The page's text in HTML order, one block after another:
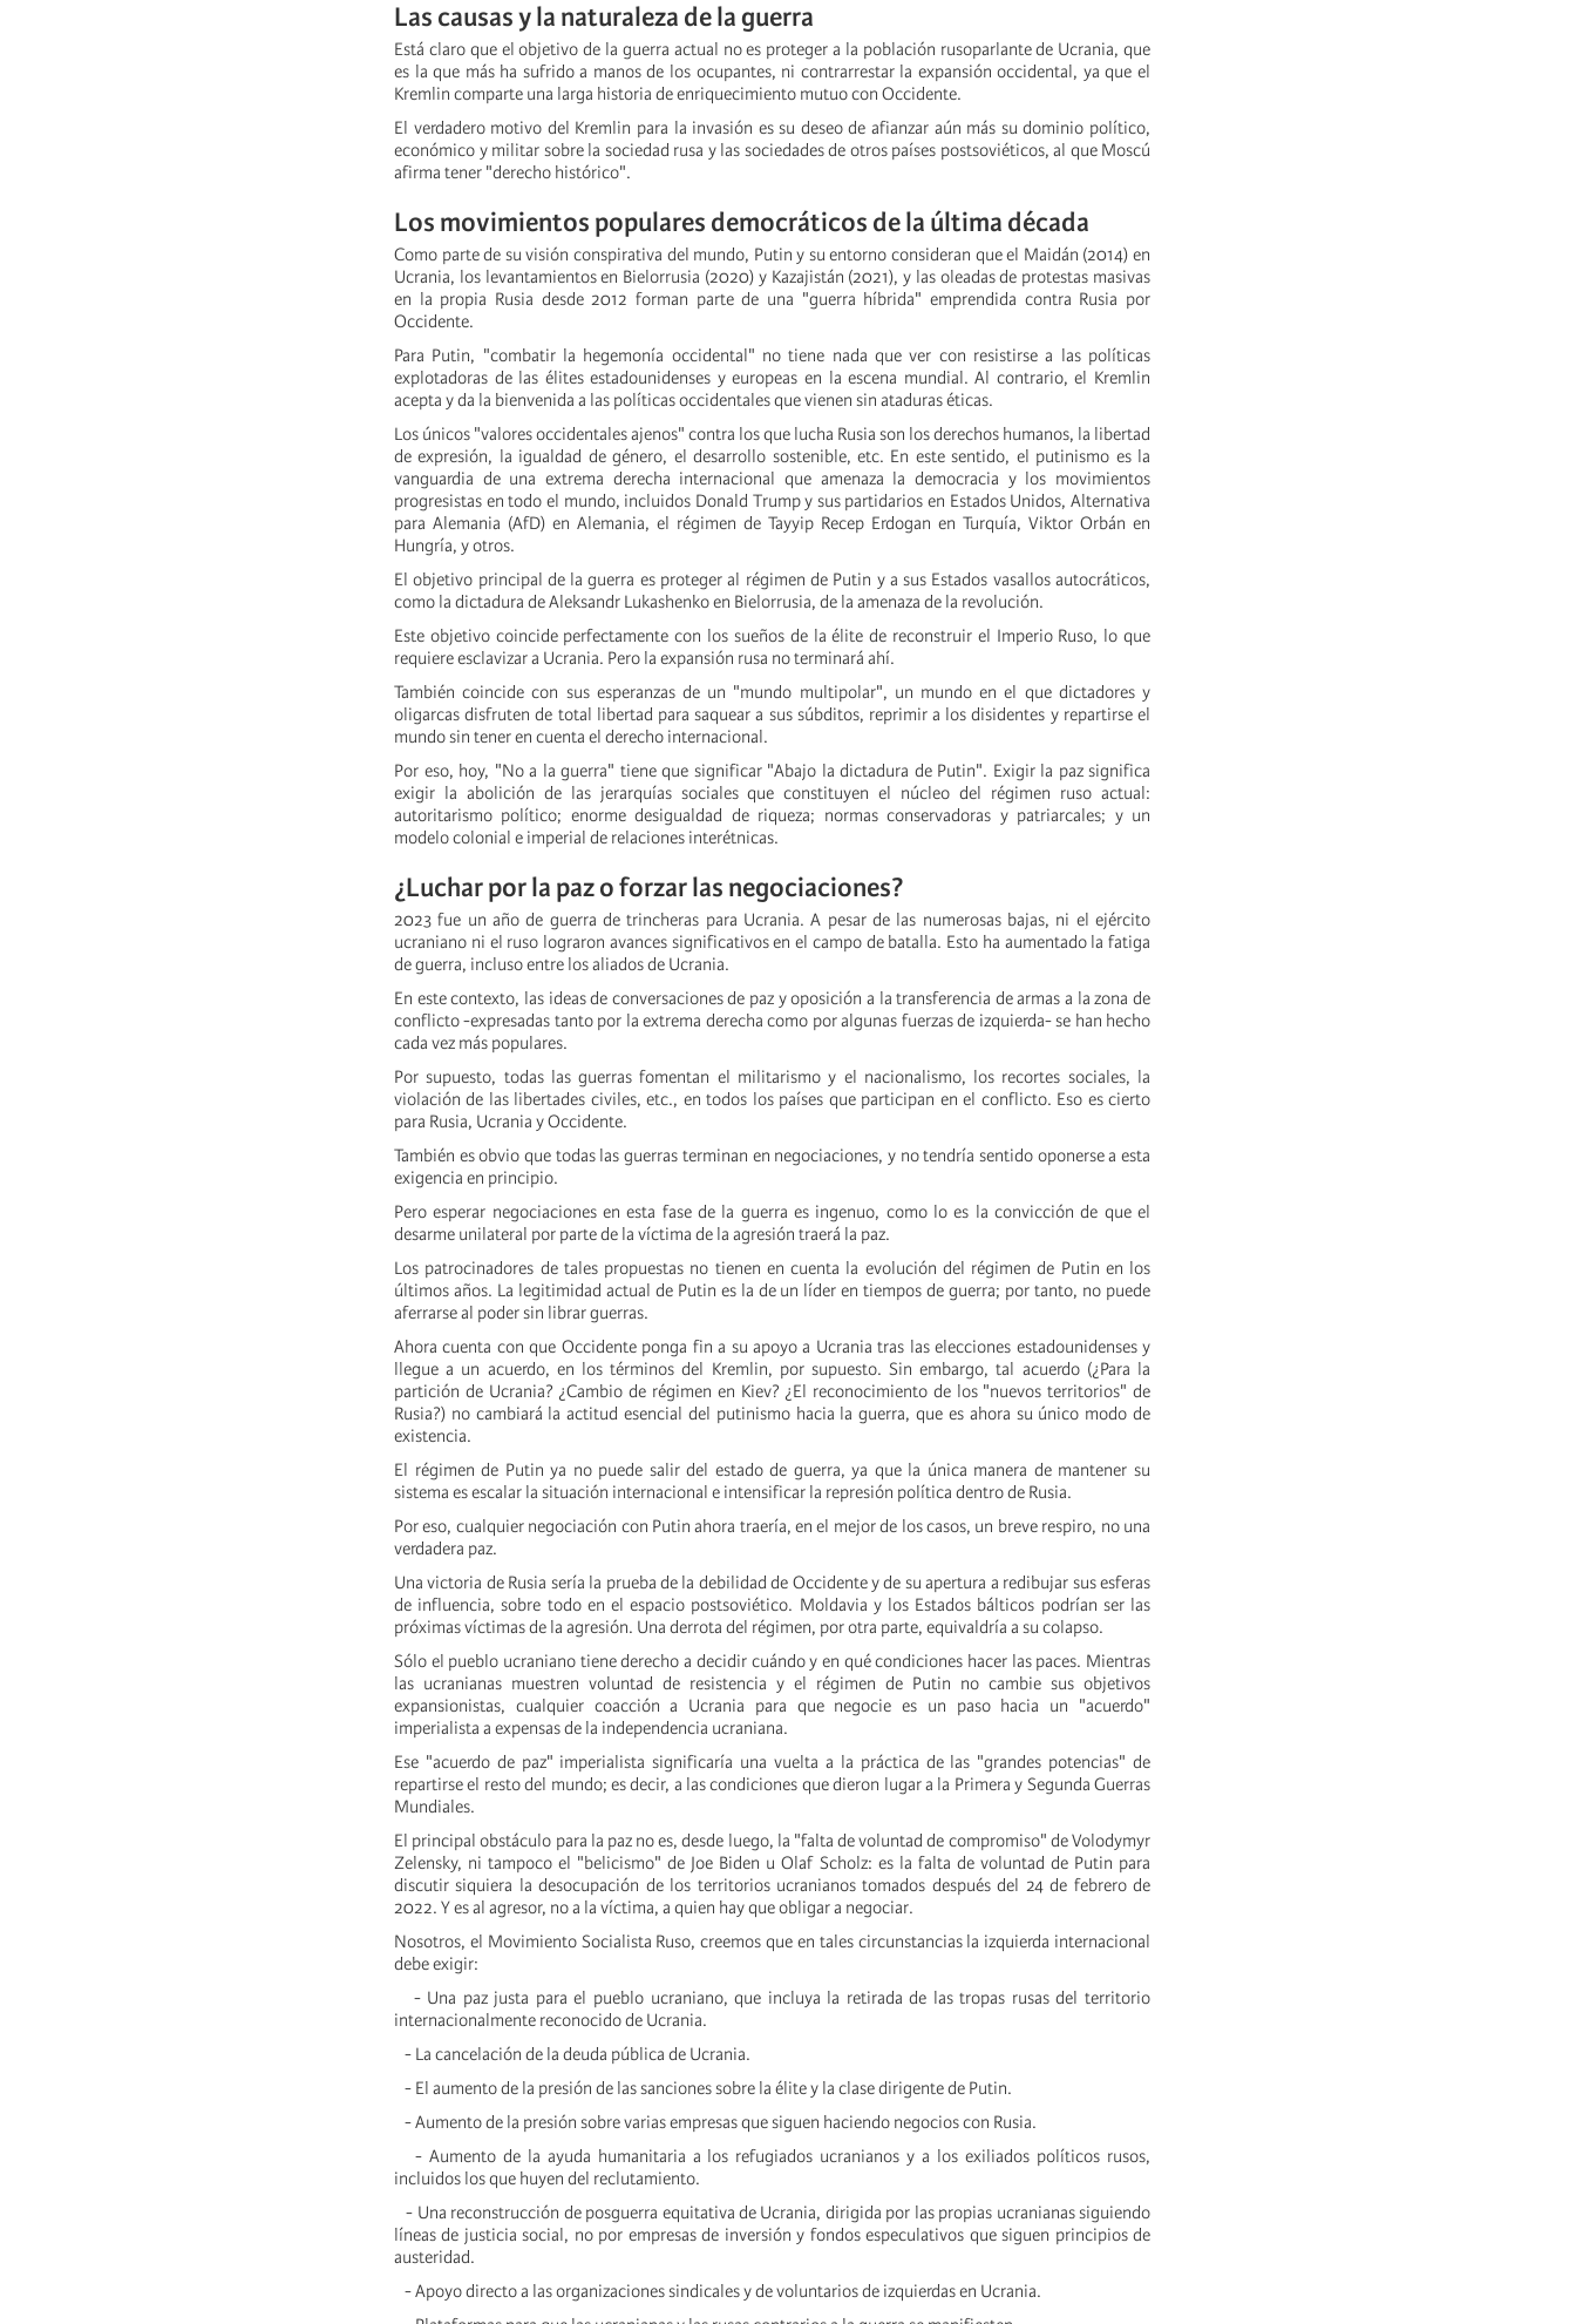
Las causas y la naturaleza de la guerra
Está claro que el objetivo de la guerra actual no es proteger a la población rusoparlante de Ucrania, que
es la que más ha sufrido a manos de los ocupantes, ni contrarrestar la expansión occidental, ya que el
Kremlin comparte una larga historia de enriquecimiento mutuo con Occidente.
El verdadero motivo del Kremlin para la invasión es su deseo de afianzar aún más su dominio político,
económico y militar sobre la sociedad rusa y las sociedades de otros países postsoviéticos, al que Moscú
afirma tener "derecho histórico".
Los movimientos populares democráticos de la última década
Como parte de su visión conspirativa del mundo, Putin y su entorno consideran que el Maidán (2014) en
Ucrania, los levantamientos en Bielorrusia (2020) y Kazajistán (2021), y las oleadas de protestas masivas
en la propia Rusia desde 2012 forman parte de una "guerra híbrida" emprendida contra Rusia por
Occidente.
Para Putin, "combatir la hegemonía occidental" no tiene nada que ver con resistirse a las políticas
explotadoras de las élites estadounidenses y europeas en la escena mundial. Al contrario, el Kremlin
acepta y da la bienvenida a las políticas occidentales que vienen sin ataduras éticas.
Los únicos "valores occidentales ajenos" contra los que lucha Rusia son los derechos humanos, la libertad
de expresión, la igualdad de género, el desarrollo sostenible, etc. En este sentido, el putinismo es la
vanguardia de una extrema derecha internacional que amenaza la democracia y los movimientos
progresistas en todo el mundo, incluidos Donald Trump y sus partidarios en Estados Unidos, Alternativa
para Alemania (AfD) en Alemania, el régimen de Tayyip Recep Erdogan en Turquía, Viktor Orbán en
Hungría, y otros.
El objetivo principal de la guerra es proteger al régimen de Putin y a sus Estados vasallos autocráticos,
como la dictadura de Aleksandr Lukashenko en Bielorrusia, de la amenaza de la revolución.
Este objetivo coincide perfectamente con los sueños de la élite de reconstruir el Imperio Ruso, lo que
requiere esclavizar a Ucrania. Pero la expansión rusa no terminará ahí.
También coincide con sus esperanzas de un "mundo multipolar", un mundo en el que dictadores y
oligarcas disfruten de total libertad para saquear a sus súbditos, reprimir a los disidentes y repartirse el
mundo sin tener en cuenta el derecho internacional.
Por eso, hoy, "No a la guerra" tiene que significar "Abajo la dictadura de Putin". Exigir la paz significa
exigir la abolición de las jerarquías sociales que constituyen el núcleo del régimen ruso actual:
autoritarismo político; enorme desigualdad de riqueza; normas conservadoras y patriarcales; y un
modelo colonial e imperial de relaciones interétnicas.
¿Luchar por la paz o forzar las negociaciones?
2023 fue un año de guerra de trincheras para Ucrania. A pesar de las numerosas bajas, ni el ejército
ucraniano ni el ruso lograron avances significativos en el campo de batalla. Esto ha aumentado la fatiga
de guerra, incluso entre los aliados de Ucrania.
En este contexto, las ideas de conversaciones de paz y oposición a la transferencia de armas a la zona de
conflicto -expresadas tanto por la extrema derecha como por algunas fuerzas de izquierda- se han hecho
cada vez más populares.
Por supuesto, todas las guerras fomentan el militarismo y el nacionalismo, los recortes sociales, la
violación de las libertades civiles, etc., en todos los países que participan en el conflicto. Eso es cierto
para Rusia, Ucrania y Occidente.
También es obvio que todas las guerras terminan en negociaciones, y no tendría sentido oponerse a esta
exigencia en principio.
Pero esperar negociaciones en esta fase de la guerra es ingenuo, como lo es la convicción de que el
desarme unilateral por parte de la víctima de la agresión traerá la paz.
Los patrocinadores de tales propuestas no tienen en cuenta la evolución del régimen de Putin en los
últimos años. La legitimidad actual de Putin es la de un líder en tiempos de guerra; por tanto, no puede
aferrarse al poder sin librar guerras.
Ahora cuenta con que Occidente ponga fin a su apoyo a Ucrania tras las elecciones estadounidenses y
llegue a un acuerdo, en los términos del Kremlin, por supuesto. Sin embargo, tal acuerdo (¿Para la
partición de Ucrania? ¿Cambio de régimen en Kiev? ¿El reconocimiento de los "nuevos territorios" de
Rusia?) no cambiará la actitud esencial del putinismo hacia la guerra, que es ahora su único modo de
existencia.
El régimen de Putin ya no puede salir del estado de guerra, ya que la única manera de mantener su
sistema es escalar la situación internacional e intensificar la represión política dentro de Rusia.
Por eso, cualquier negociación con Putin ahora traería, en el mejor de los casos, un breve respiro, no una
verdadera paz.
Una victoria de Rusia sería la prueba de la debilidad de Occidente y de su apertura a redibujar sus esferas
de influencia, sobre todo en el espacio postsoviético. Moldavia y los Estados bálticos podrían ser las
próximas víctimas de la agresión. Una derrota del régimen, por otra parte, equivaldría a su colapso.
Sólo el pueblo ucraniano tiene derecho a decidir cuándo y en qué condiciones hacer las paces. Mientras
las ucranianas muestren voluntad de resistencia y el régimen de Putin no cambie sus objetivos
expansionistas, cualquier coacción a Ucrania para que negocie es un paso hacia un "acuerdo"
imperialista a expensas de la independencia ucraniana.
Ese "acuerdo de paz" imperialista significaría una vuelta a la práctica de las "grandes potencias" de
repartirse el resto del mundo; es decir, a las condiciones que dieron lugar a la Primera y Segunda Guerras
Mundiales.
El principal obstáculo para la paz no es, desde luego, la "falta de voluntad de compromiso" de Volodymyr
Zelensky, ni tampoco el "belicismo" de Joe Biden u Olaf Scholz: es la falta de voluntad de Putin para
discutir siquiera la desocupación de los territorios ucranianos tomados después del 24 de febrero de
2022. Y es al agresor, no a la víctima, a quien hay que obligar a negociar.
Nosotros, el Movimiento Socialista Ruso, creemos que en tales circunstancias la izquierda internacional
debe exigir:
- Una paz justa para el pueblo ucraniano, que incluya la retirada de las tropas rusas del territorio
internacionalmente reconocido de Ucrania.
- La cancelación de la deuda pública de Ucrania.
- El aumento de la presión de las sanciones sobre la élite y la clase dirigente de Putin.
- Aumento de la presión sobre varias empresas que siguen haciendo negocios con Rusia.
- Aumento de la ayuda humanitaria a los refugiados ucranianos y a los exiliados políticos rusos,
incluidos los que huyen del reclutamiento.
- Una reconstrucción de posguerra equitativa de Ucrania, dirigida por las propias ucranianas siguiendo
líneas de justicia social, no por empresas de inversión y fondos especulativos que siguen principios de
austeridad.
- Apoyo directo a las organizaciones sindicales y de voluntarios de izquierdas en Ucrania.